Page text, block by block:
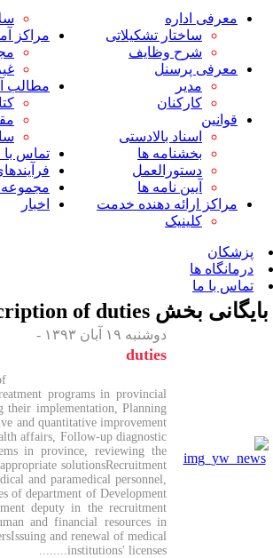
تشکیلاتی
وظایف
بالادستی
ها
نامه ها
دهنده خدمت
مراکز آموزشی
مطالب آموزشی
تماس با اداره
فرآیندهای کاری
مجموعه تصاویر
اخبار
بخشDescription of duties
duties of
up treatment programs in provincial
supervising their implementation, Planning
qualitative and quantitative improvement
or private health affairs, Follow-up diagnostic
problems in province, reviewing the
and provide appropriate solutionsRecruitment
of medical and paramedical personnel,
the policies of department of Development
Management deputy in the recruitment
of human and financial resources in
medical centersIssuing and renewal of medical
institutions' licenses........